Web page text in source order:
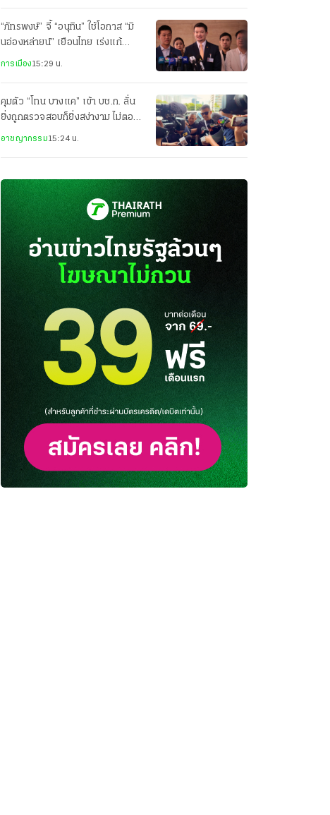
“ภัทรพงษ์” จี้ “อนุทิน” ใช้โอกาส “มิ
นอ่องหล่ายน์” เยือนไทย เร่งแก้
ปัญหาน้ำ-อากาศข้ามแดน
การเมือง15:29 น.
คุมตัว “โทน บางแค” เข้า บช.ก. ลั่น
ยิ่งถูกตรวจสอบก็ยิ่งสง่างาม ไม่ตอบ
อาชญากรรม15:24 น.